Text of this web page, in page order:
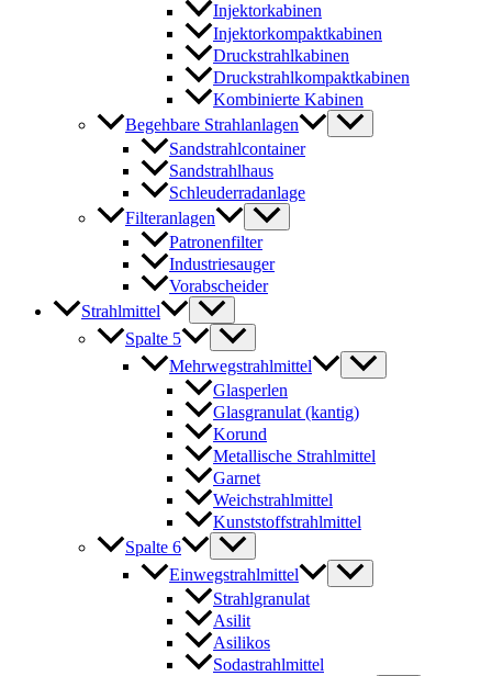
Injektorkabinen
Injektorkompaktkabinen
Druckstrahlkabinen
Druckstrahlkompaktkabinen
Kombinierte Kabinen
Begehbare Strahlanlagen
Sandstrahlcontainer
Sandstrahlhaus
Schleuderradanlage
Filteranlagen
Patronenfilter
Industriesauger
Vorabscheider
Strahlmittel
Spalte 5
Mehrwegstrahlmittel
Glasperlen
Glasgranulat (kantig)
Korund
Metallische Strahlmittel
Garnet
Weichstrahlmittel
Kunststoffstrahlmittel
Spalte 6
Einwegstrahlmittel
Strahlgranulat
Asilit
Asilikos
Sodastrahlmittel